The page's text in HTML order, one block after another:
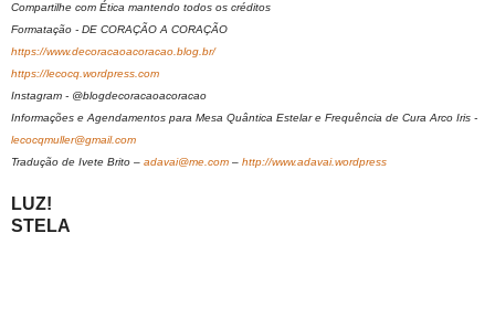
Compartilhe com Ética mantendo todos os créditos
Formatação - DE CORAÇÃO A CORAÇÃO
https://www.decoracaoacoracao.blog.br/
https://lecocq.wordpress.com
Instagram - @blogdecoracaoacoracao
Informações e Agendamentos para Mesa Quântica Estelar e Frequência de Cura Arco Iris -
lecocqmuller@gmail.com
Tradução de Ivete Brito – adavai@me.com – http://www.adavai.wordpress
LUZ!
STELA